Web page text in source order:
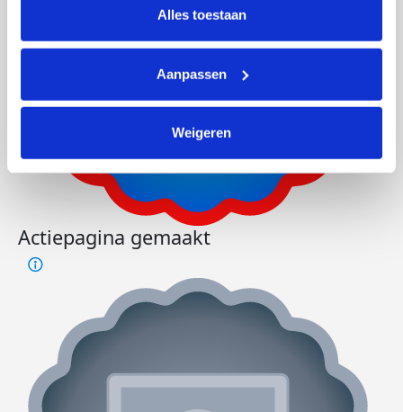
lijst met cookies is te vinden in het tabblad “details”.
Alles toestaan
Aanpassen
Weigeren
Actiepagina gemaakt